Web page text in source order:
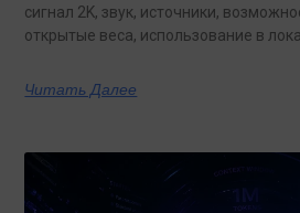
сигнал 2K, звук, источники,
открытые веса, использование в
конкретных задач на сегодняшний
Читать Далее